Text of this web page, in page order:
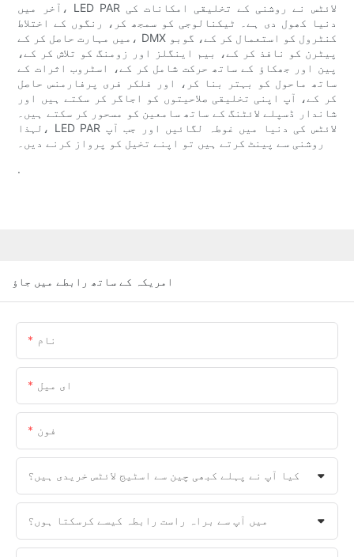
آخر میں، LED PAR لائٹس نے روشنی کے تخلیقی امکانات کی
دنیا کھول دی ہے۔ ٹیکنالوجی کو سمجھ کر، رنگوں کے اختلاط
میں مہارت حاصل کر کے، DMX کنٹرول کو استعمال کر کے، گوبو
پیٹرن کو نافذ کر کے، بیم اینگلز اور زومنگ کو تلاش کر کے،
پین اور جھکاؤ کے ساتھ حرکت شامل کر کے، اسٹروب اثرات کے
ساتھ ماحول کو بہتر بنا کر، اور فلکر فری پرفارمنس حاصل
کر کے، آپ اپنی تخلیقی صلاحیتوں کو اجاگر کر سکتے ہیں اور
شاندار ڈسپلے لائٹنگ کے ساتھ سامعین کو مسحور کر سکتے ہیں۔
لہذا، LED PAR لائٹس کی دنیا میں غوطہ لگائیں اور جب آپ
روشنی سے پینٹ کرتے ہیں تو اپنے تخیل کو پرواز کرنے دیں۔
.
امریکہ کے ساتھ رابطے میں جاؤ
نام
ای میل
فون
کیا آپ نے پہلے کبھی چین سے اسٹیج لائٹس خریدی ہیں؟
میں آپ سے براہ راست رابطہ کیسے کرسکتا ہوں؟